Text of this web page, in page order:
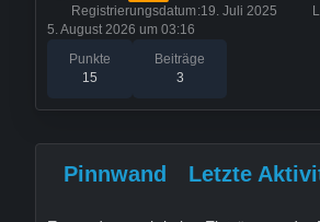
Punkte
15
Beiträge
3
Registrierungsdatum 19. Juli 2025
5. August 2026 um 03:16
Pinnwand Letzte